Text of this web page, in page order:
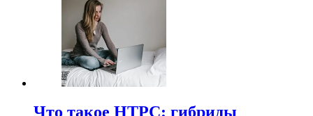
Что такое HTPC: гибриды